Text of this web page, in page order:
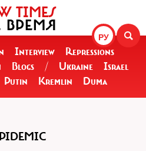
РУ
TIMES
Interview
Repressions
Blogs / Ukraine
Israel
Putin Kremlin Duma